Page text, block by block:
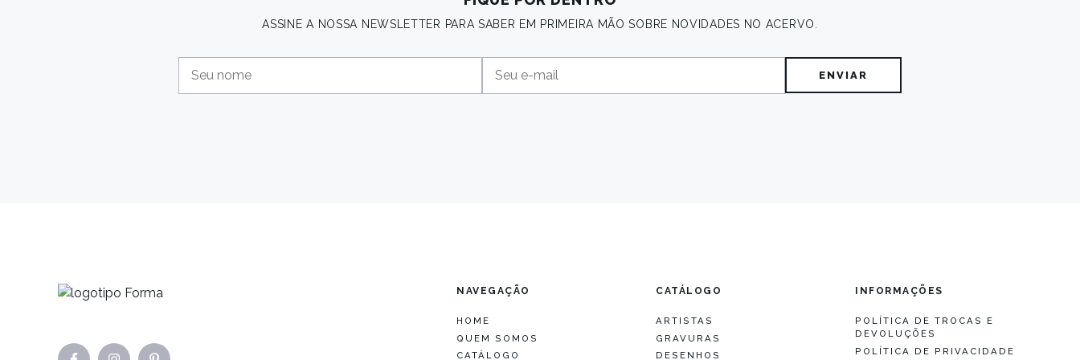
ASSINE A NOSSA NEWSLETTER PARA SABER EM PRIMEIRA MÃO SOBRE NOVIDADES NO ACERVO.
NAVEGAÇÃO
HOME
QUEM SOMOS
CATÁLOGO
CATÁLOGO
ARTISTAS
GRAVURAS
DESENHOS
INFORMAÇÕES
POLÍTICA DE TROCAS E
DEVOLUÇÕES
POLÍTICA DE PRIVACIDADE